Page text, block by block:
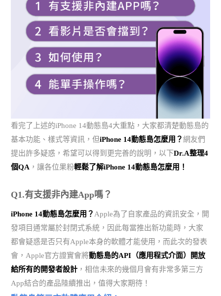
看完了上述的iPhone 14動態島4大重點，大家都清楚動態島的
基本功能、樣式等資訊，但iPhone 14動態島怎麼用？網友們
提出許多疑惑，希望可以得到更完善的說明，以下Dr.A整理4
個QA ，讓各位果粉輕鬆了解iPhone 14動態島怎麼用！
Q1.有支援非內建App嗎？
iPhone 14動態島怎麼用？ Apple為了自家產品的資訊安全，開
發項目通常屬於封閉式系統，因此每當推出新功能時，大家
都會疑惑是否只有Apple本身的軟體才能使用，而此次的發表
會，Apple官方證實會將動態島的API（應用程式介面）開放
給所有的開發者設計 ，相信未來的幾個月會有非常多第三方
App結合的產品陸續推出，值得大家期待！